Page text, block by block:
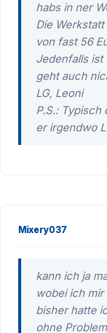
habs in ner
Die
von fast 56
Jedenfalls ist
geht auch
LG, Leoni
P.S.:
er irgendwo
Mixery037
kann ich ja
wobei ich
bisher hatte
ohne